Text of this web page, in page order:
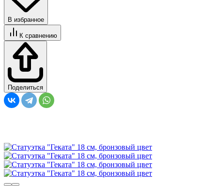
В избранное
К сравнению
Поделиться